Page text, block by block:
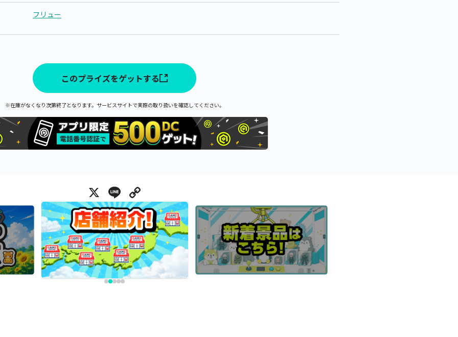
フリュー
このプライズをゲットする
※在庫がなくなり次第終了となります。サービスサイトで実際の取り扱いを確認してください。
X Line